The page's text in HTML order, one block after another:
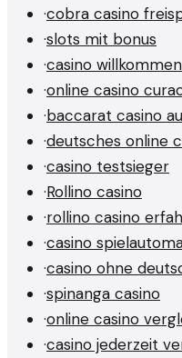
·cobra casino
·slots mit bonus
·casino
·online casino
·baccarat casino
·deutsches online
·casino testsieger
·Rollino casino
·rollino casino
·casino
·casino ohne
·spinanga casino
·online casino
·casino jederzeit